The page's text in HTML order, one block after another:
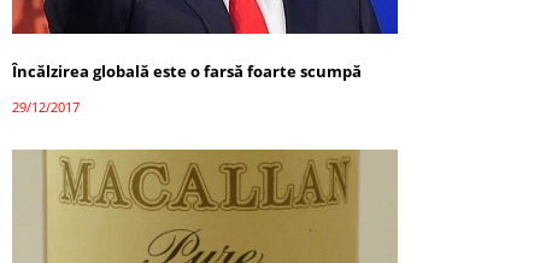
Încălzirea globală este o farsă foarte scumpă
29/12/2017